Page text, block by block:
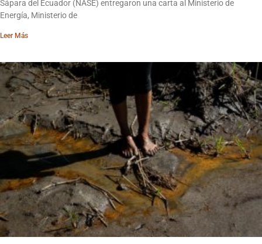
Sápara del Ecuador (NASE) entregaron una carta al Ministerio de
Energía, Ministerio de
Leer Más